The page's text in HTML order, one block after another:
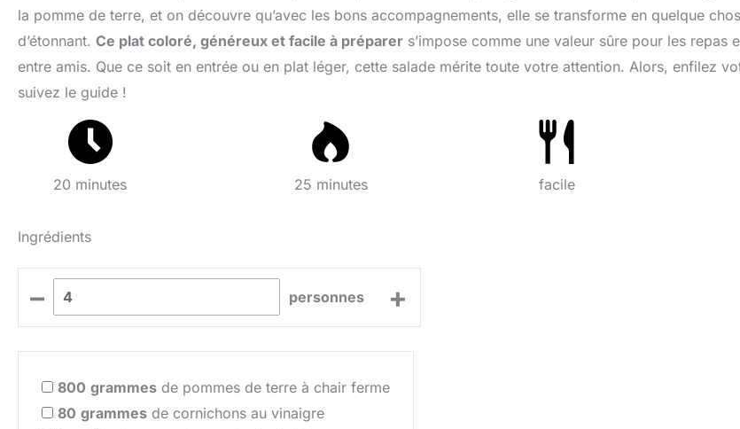
la pomme de terre, et on découvre qu’avec les bons accompagnements, elle se transforme en quelque
d’étonnant. Ce plat coloré, généreux et facile à préparer s’impose comme une valeur sûre pour les repas
entre amis. Que ce soit en entrée ou en plat léger, cette salade mérite toute votre attention. Alors, enfilez
suivez le guide !
20 minutes 25 minutes facile
Ingrédients
– personnes +
800 grammes de pommes de terre à chair ferme
80 grammes de cornichons au vinaigre